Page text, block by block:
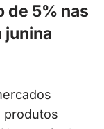
de 5% nas
junina
produtos